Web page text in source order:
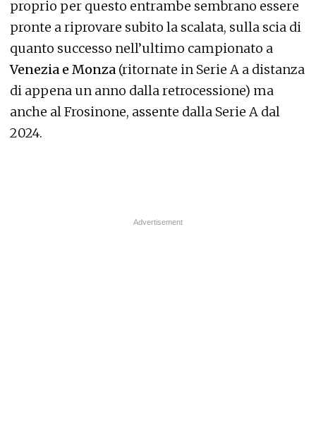
proprio per questo entrambe sembrano essere
pronte a riprovare subito la scalata, sulla scia di
quanto successo nell’ultimo campionato a
Venezia e Monza (ritornate in Serie A a distanza
di appena un anno dalla retrocessione) ma
anche al Frosinone, assente dalla Serie A dal
2024.